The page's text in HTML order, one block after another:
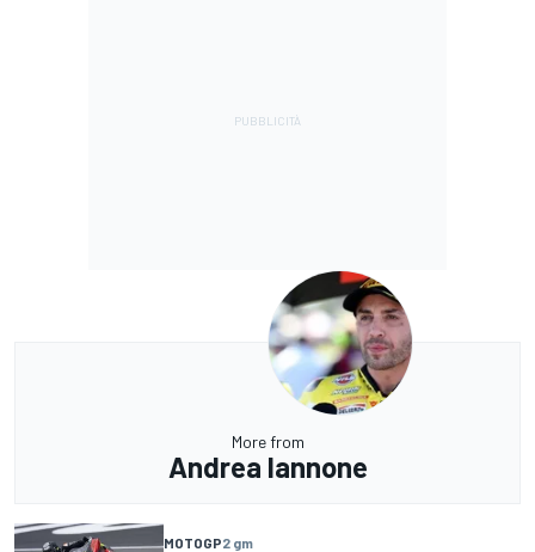
More from
Andrea Iannone
MOTOGP2 gm